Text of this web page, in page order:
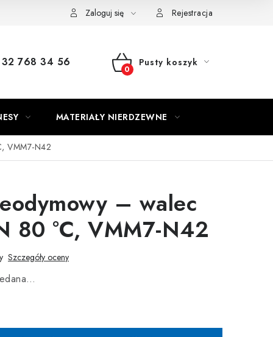
Zaloguj się Rejestracja
768 34 56
KOSZYK
Pusty koszyk
MATERIAŁY NIERDZEWNE
VMM7-N42
– walec
80 °C, VMM7-N42
Szczegóły oceny